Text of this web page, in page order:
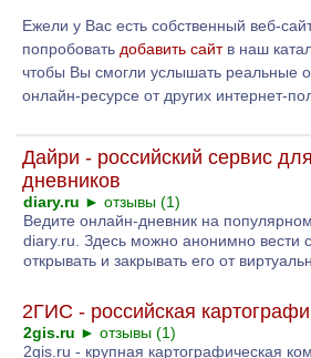
Ежели у Вас есть собственный веб-
попробовать добавить сайтв наш
чтобы Вы смогли услышать реальные
онлайн-ресурсе от других интернет-
Дайри - российский сервис
дневников
diary.ru ► отзывы (1)
Ведите онлайн-дневник на
diary.ru. Здесь можно анонимно вести
открывать и закрывать его от
2ГИС - российская
2gis.ru ► отзывы (1)
2gis.ru - крупная картографическая